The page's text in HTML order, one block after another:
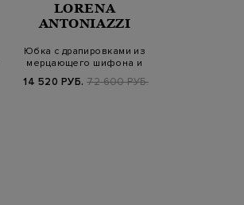
LORENA
ANTONIAZZI
Юбка с драпировками из
мерцающего шифона и
14 520 РУБ. 72 600 РУБ.